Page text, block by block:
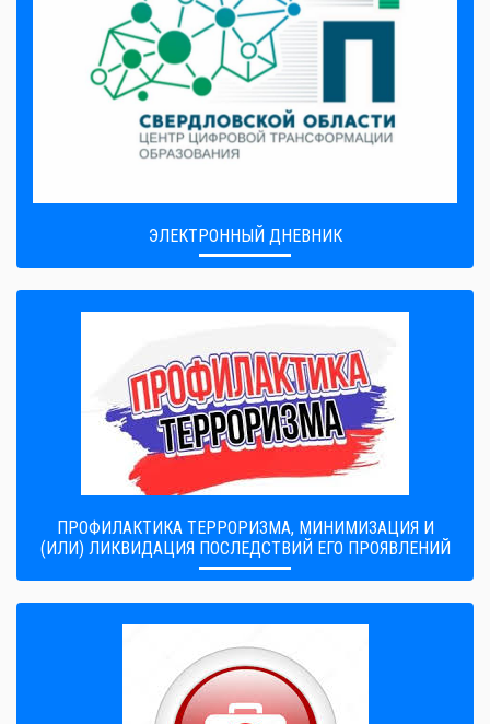
ЭЛЕКТРОННЫЙ ДНЕВНИК
ПРОФИЛАКТИКА ТЕРРОРИЗМА, МИНИМИЗАЦИЯ И
(ИЛИ) ЛИКВИДАЦИЯ ПОСЛЕДСТВИЙ ЕГО ПРОЯВЛЕНИЙ